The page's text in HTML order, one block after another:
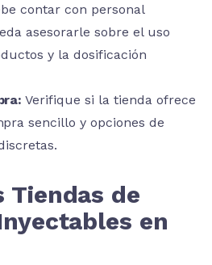
contar con personal
asesorarle sobre el uso
y la dosificación
Verifique si la tienda ofrece
sencillo y opciones de
Tiendas de
en